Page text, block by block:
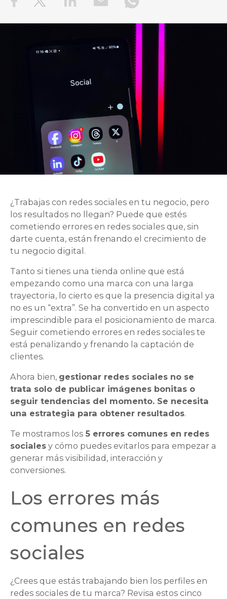
¿Trabajas con redes sociales en tu negocio, pero
los resultados no llegan? Puede que estés
cometiendo errores en redes sociales que, sin
darte cuenta, están frenando el crecimiento de
tu negocio digital.
Tanto si tienes una tienda online que está
empezando como una marca con una larga
trayectoria, lo cierto es que la presencia digital ya
no es un “extra”. Se ha convertido en un aspecto
imprescindible para el posicionamiento de marca.
Seguir cometiendo errores en redes sociales te
está penalizando y frenando la captación de
clientes.
Ahora bien, gestionar redes sociales no se
trata solo de publicar imágenes bonitas o
seguir tendencias del momento. Se necesita
una estrategia para obtener resultados.
Te mostramos los 5 errores comunes en redes
sociales y cómo puedes evitarlos para empezar a
generar más visibilidad, interacción y
conversiones.
Los errores más
comunes en redes
sociales
¿Crees que estás trabajando bien los perfiles en
redes sociales de tu marca? Revisa estos cinco